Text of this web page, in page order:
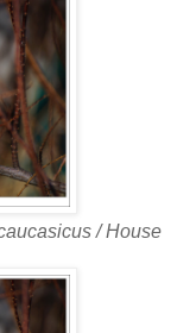
/ House